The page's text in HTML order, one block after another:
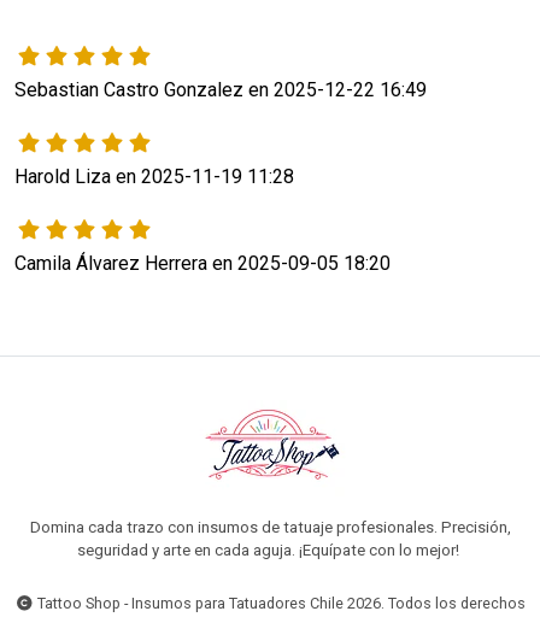
Sebastian Castro Gonzalez en 2025-12-22 16:49
Harold Liza en 2025-11-19 11:28
Camila Álvarez Herrera en 2025-09-05 18:20
Domina cada trazo con insumos de tatuaje profesionales. Precisión,
seguridad y arte en cada aguja. ¡Equípate con lo mejor!
Tattoo Shop - Insumos para Tatuadores Chile 2026. Todos los derechos